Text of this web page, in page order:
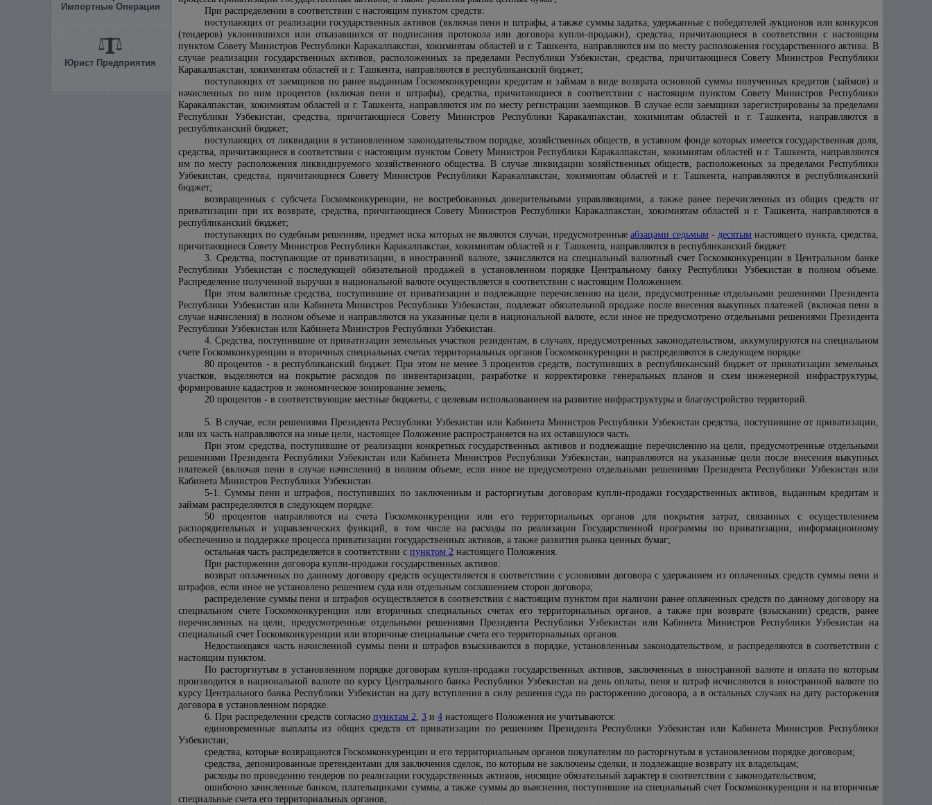
Импортные Операции
Юрист Предприятия
При распределении в соответствии с настоящим пунктом средств:
поступающих от реализации государственных активов (включая пени и штрафы, а также суммы задатка, удержанные с победителей аукционов или конкурсов
(тендеров) уклонившихся или отказавшихся от подписания протокола или договора купли-продажи), средства, причитающиеся в соответствии с настоящим
пунктом Совету Министров Республики Каракалпакстан, хокимиятам областей и г. Ташкента, направляются им по месту расположения государственного актива. В
случае реализации государственных активов, расположенных за пределами Республики Узбекистан, средства, причитающиеся Совету Министров Республики
Каракалпакстан, хокимиятам областей и г. Ташкента, направляются в республиканский бюджет;
поступающих от заемщиков по ранее выданным Госкомконкуренции кредитам и займам в виде возврата основной суммы полученных кредитов (займов) и
начисленных по ним процентов (включая пени и штрафы), средства, причитающиеся в соответствии с настоящим пунктом Совету Министров Республики
Каракалпакстан, хокимиятам областей и г. Ташкента, направляются им по месту регистрации заемщиков. В случае если заемщики зарегистрированы за пределами
Республики Узбекистан, средства, причитающиеся Совету Министров Республики Каракалпакстан, хокимиятам областей и г. Ташкента, направляются в
республиканский бюджет;
поступающих от ликвидации в установленном законодательством порядке, хозяйственных обществ, в уставном фонде которых имеется государственная доля,
средства, причитающиеся в соответствии с настоящим пунктом Совету Министров Республики Каракалпакстан, хокимиятам областей и г. Ташкента, направляются
им по месту расположения ликвидируемого хозяйственного общества. В случае ликвидации хозяйственных обществ, расположенных за пределами Республики
Узбекистан, средства, причитающиеся Совету Министров Республики Каракалпакстан, хокимиятам областей и г. Ташкента, направляются в республиканский
бюджет;
возвращенных с субсчета Госкомконкуренции, не востребованных доверительными управляющими, а также ранее перечисленных из общих средств от
приватизации при их возврате, средства, причитающиеся Совету Министров Республики Каракалпакстан, хокимиятам областей и г. Ташкента, направляются в
республиканский бюджет;
поступающих по судебным решениям, предмет иска которых не являются случаи, предусмотренныеабзацами седьмым-десятым настоящего пункта, средства,
причитающиеся Совету Министров Республики Каракалпакстан, хокимиятам областей и г. Ташкента, направляются в республиканский бюджет.
3. Средства, поступающие от приватизации, в иностранной валюте, зачисляются на специальный валютный счет Госкомконкуренции в Центральном банке
Республики Узбекистан с последующей обязательной продажей в установленном порядке Центральному банку Республики Узбекистан в полном объеме.
Распределение полученной выручки в национальной валюте осуществляется в соответствии с настоящим Положением.
При этом валютные средства, поступившие от приватизации и подлежащие перечислению на цели, предусмотренные отдельными решениями Президента
Республики Узбекистан или Кабинета Министров Республики Узбекистан, подлежат обязательной продаже после внесения выкупных платежей (включая пени в
случае начисления) в полном объеме и направляются на указанные цели в национальной валюте, если иное не предусмотрено отдельными решениями Президента
Республики Узбекистан или Кабинета Министров Республики Узбекистан.
4. Средства, поступившие от приватизации земельных участков резидентам, в случаях, предусмотренных законодательством, аккумулируются на специальном
счете Госкомконкуренции и вторичных специальных счетах территориальных органов Госкомконкуренции и распределяются в следующем порядке:
80 процентов - в республиканский бюджет. При этом не менее 3 процентов средств, поступивших в республиканский бюджет от приватизации земельных
участков, выделяются на покрытие расходов по инвентаризации, разработке и корректировке генеральных планов и схем инженерной инфраструктуры,
формирование кадастров и экономическое зонирование земель;
20 процентов - в соответствующие местные бюджеты, с целевым использованием на развитие инфраструктуры и благоустройство территорий.
5. В случае, если решениями Президента Республики Узбекистан или Кабинета Министров Республики Узбекистан средства, поступившие от приватизации,
или их часть направляются на иные цели, настоящее Положение распространяется на их оставшуюся часть.
При этом средства, поступившие от реализации конкретных государственных активов и подлежащие перечислению на цели, предусмотренные отдельными
решениями Президента Республики Узбекистан или Кабинета Министров Республики Узбекистан, направляются на указанные цели после внесения выкупных
платежей (включая пени в случае начисления) в полном объеме, если иное не предусмотрено отдельными решениями Президента Республики Узбекистан или
Кабинета Министров Республики Узбекистан.
5-1. Суммы пени и штрафов, поступивших по заключенным и расторгнутым договорам купли-продажи государственных активов, выданным кредитам и
займам распределяются в следующем порядке:
50 процентов направляются на счета Госкомконкуренции или его территориальных органов для покрытия затрат, связанных с осуществлением
распорядительных и управленческих функций, в том числе на расходы по реализации Государственной программы по приватизации, информационному
обеспечению и поддержке процесса приватизации государственных активов, а также развития рынка ценных бумаг;
остальная часть распределяется в соответствии с пунктом 2 настоящего Положения.
При расторжении договора купли-продажи государственных активов:
возврат оплаченных по данному договору средств осуществляется в соответствии с условиями договора с удержанием из оплаченных средств суммы пени и
штрафов, если иное не установлено решением суда или отдельным соглашением сторон договора;
распределение суммы пени и штрафов осуществляется в соответствии с настоящим пунктом при наличии ранее оплаченных средств по данному договору на
специальном счете Госкомконкуренции или вторичных специальных счетах его территориальных органов, а также при возврате (взыскании) средств, ранее
перечисленных на цели, предусмотренные отдельными решениями Президента Республики Узбекистан или Кабинета Министров Республики Узбекистан на
специальный счет Госкомконкуренции или вторичные специальные счета его территориальных органов.
Недостающаяся часть начисленной суммы пени и штрафов взыскиваются в порядке, установленным законодательством, и распределяются в соответствии с
настоящим пунктом.
По расторгнутым в установленном порядке договорам купли-продажи государственных активов, заключенных в иностранной валюте и оплата по которым
производится в национальной валюте по курсу Центрального банка Республики Узбекистан на день оплаты, пеня и штраф исчисляются в иностранной валюте по
курсу Центрального банка Республики Узбекистан на дату вступления в силу решения суда по расторжению договора, а в остальных случаях на дату расторжения
договора в установленном порядке.
6. При распределении средств согласно пунктам 2, 3 и 4 настоящего Положения не учитываются:
единовременные выплаты из общих средств от приватизации по решениям Президента Республики Узбекистан или Кабинета Министров Республики
Узбекистан;
средства, которые возвращаются Госкомконкуренции и его территориальным органов покупателям по расторгнутым в установленном порядке договорам;
средства, депонированные претендентами для заключения сделок, по которым не заключены сделки, и подлежащие возврату их владельцам;
расходы по проведению тендеров по реализации государственных активов, носящие обязательный характер в соответствии с законодательством;
ошибочно зачисленные банком, плательщиками суммы, а также суммы до выяснения, поступившие на специальный счет Госкомконкуренции и на вторичные
специальные счета его территориальных органов;